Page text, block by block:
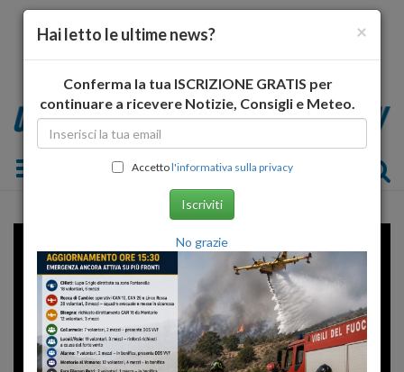
Toggle navigation
×
Hai letto le ultime news?
Conferma la tua ISCRIZIONE GRATIS per
continuare a ricevere Notizie, Consigli e Meteo.
Accettol'informativa sulla privacy
Iscriviti
No grazie